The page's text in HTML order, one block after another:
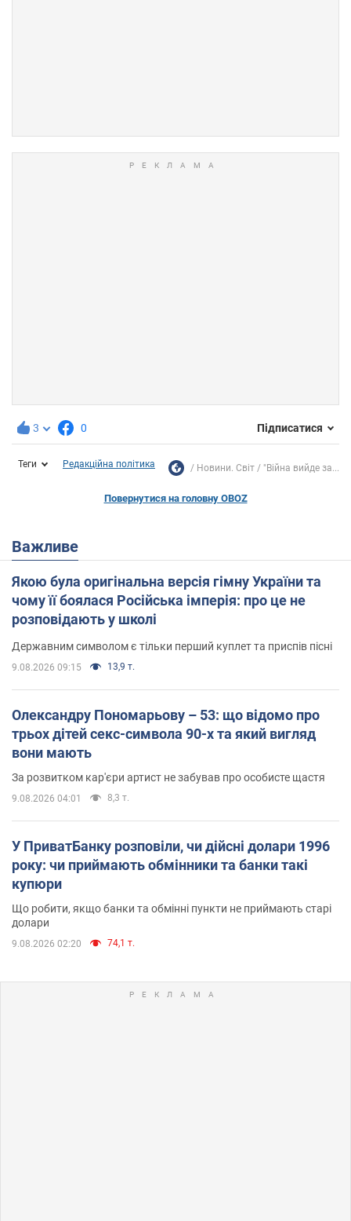
3 0 Підписатися
Теги Редакційна політика Новини. Світ "Війна вийде за...
Повернутися на головну OBOZ
Важливе
Якою була оригінальна версія гімну України та
чому її боялася Російська імперія: про це не
розповідають у школі
Державним символом є тільки перший куплет та приспів пісні
9.08.2026 09:15 13,9 т.
Олександру Пономарьову – 53: що відомо про
трьох дітей секс-символа 90-х та який вигляд
вони мають
За розвитком кар'єри артист не забував про особисте щастя
9.08.2026 04:01 8,3 т.
У ПриватБанку розповіли, чи дійсні долари 1996
року: чи приймають обмінники та банки такі
купюри
Що робити, якщо банки та обмінні пункти не приймають старі
долари
9.08.2026 02:20 74,1 т.